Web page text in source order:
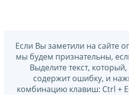
Если Вы заметили на сайте
мы будем признательны,
Выделите текст,
содержит ошибку, и
комбинацию клавиш: Ctrl +